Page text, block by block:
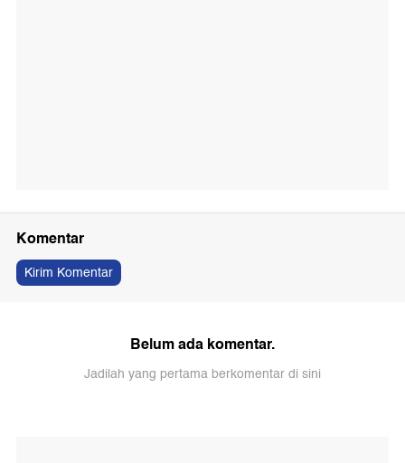
Komentar
Kirim Komentar
Belum ada komentar.
Jadilah yang pertama berkomentar di sini